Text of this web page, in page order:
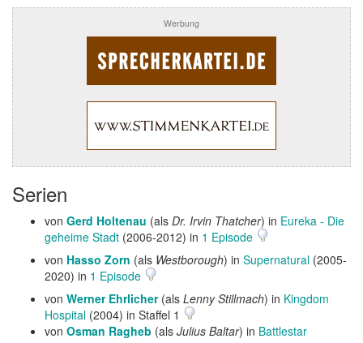
Werbung
Serien
von Gerd Holtenau (als Dr. Irvin Thatcher) in Eureka - Die
geheime Stadt (2006-2012) in 1 Episode
von Hasso Zorn (als Westborough) in Supernatural (2005-
2020) in 1 Episode
von Werner Ehrlicher(als Lenny Stillmach) in Kingdom
Hospital (2004) in Staffel 1
von Osman Ragheb (als Julius Baltar) in Battlestar